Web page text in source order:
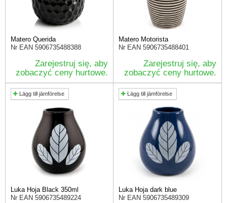
Matero Querida
Nr EAN 5906735488388
Zarejestruj się, aby
zobaczyć ceny hurtowe.
Matero Motorista
Nr EAN 5906735488401
Zarejestruj się, aby
zobaczyć ceny hurtowe.
Lägg till jämförelse
Luka Hoja Black 350ml
Nr EAN 5906735489224
Lägg till jämförelse
Luka Hoja dark blue
Nr EAN 5906735489309